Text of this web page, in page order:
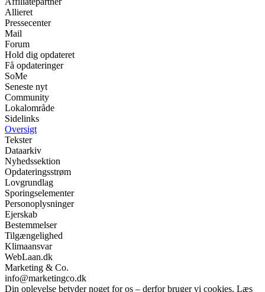
Allieret
Pressecenter
Mail
Forum
Hold dig opdateret
Få opdateringer
SoMe
Seneste nyt
Community
Lokalområde
Sidelinks
Oversigt
Tekster
Dataarkiv
Nyhedssektion
Opdateringsstrøm
Lovgrundlag
Sporingselementer
Personoplysninger
Ejerskab
Bestemmelser
Tilgængelighed
Klimaansvar
WebLaan.dk
Marketing & Co.
info@marketingco.dk
Din oplevelse betyder noget for os – derfor bruger vi cookies. Læs